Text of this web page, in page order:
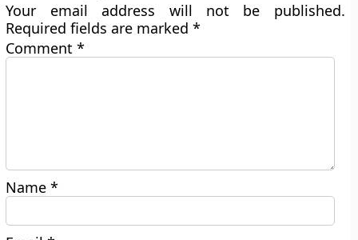
Your email address will not be published.
Required fields are marked*
Comment*
Name*